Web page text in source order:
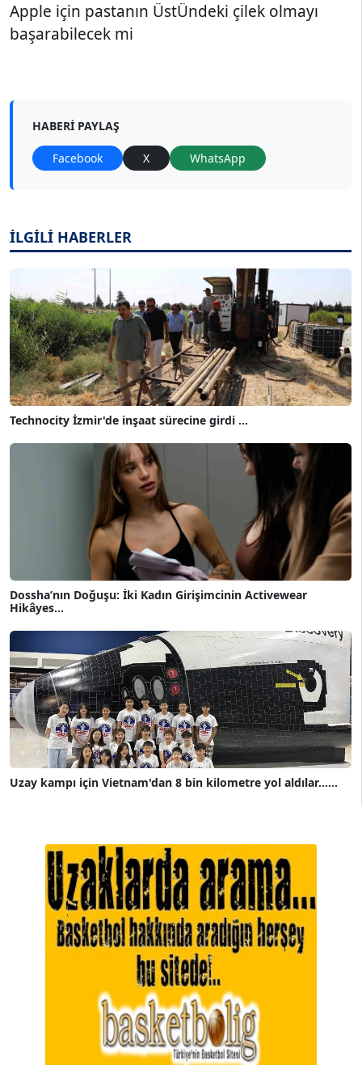
Apple için pastanın ÜstÜndeki çilek olmayı
başarabilecek mi
HABERI PAYLAŞ
Facebook X WhatsApp
İLGİLİ HABERLER
Technocity İzmir'de inşaat sürecine girdi ...
Dossha’nın Doğuşu: İki Kadın Girişimcinin Activewear
Hikâyes...
Uzay kampı için Vietnam'dan 8 bin kilometre yol aldılar......
A. BAHRİ VRESKALA
Köşe Yazarı